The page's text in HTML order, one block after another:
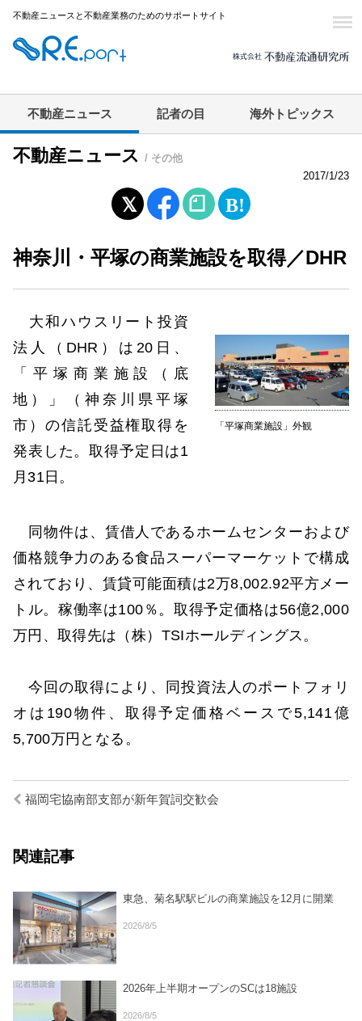
不動産ニュースと不動産業務のためのサポートサイト
不動産ニュース 記者の目 海外トピックス
不動産ニュース / その他
2017/1/23
神奈川・平塚の商業施設を取得／DHR
「平塚商業施設」外観
大和ハウスリート投資
法人（DHR）は20日、
「平塚商業施設（底
地）」（神奈川県平塚
市）の信託受益権取得を
発表した。取得予定日は1
月31日。
同物件は、賃借人であるホームセンターおよび
価格競争力のある食品スーパーマーケットで構成
されており、賃貸可能面積は2万8,002.92平方メー
トル。稼働率は100％。取得予定価格は56億2,000
万円、取得先は（株）TSIホールディングス。
今回の取得により、同投資法人のポートフォリ
オは190物件、取得予定価格ベースで5,141億
5,700万円となる。
福岡宅協南部支部が新年賀詞交歓会
関連記事
東急、菊名駅駅ビルの商業施設を12月に開業
2026/8/5
2026年上半期オープンのSCは18施設
2026/8/5